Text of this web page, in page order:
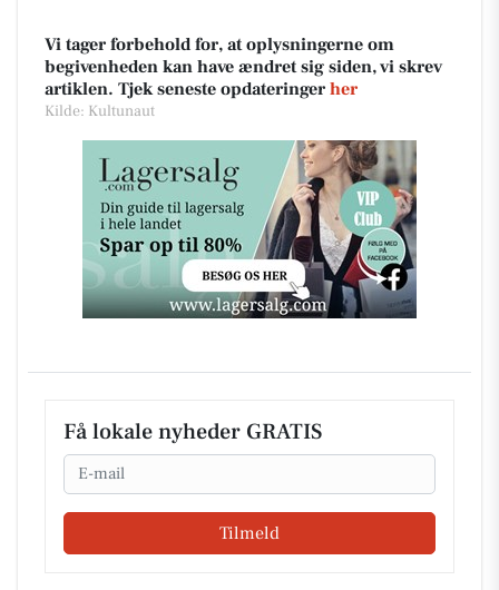
Vi tager forbehold for, at oplysningerne om
begivenheden kan have ændret sig siden, vi skrev
artiklen. Tjek seneste opdateringer her
Kilde: Kultunaut
Få lokale nyheder GRATIS
Email
Tilmeld